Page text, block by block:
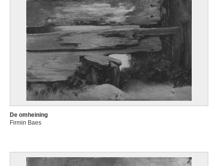
De omheining
Firmin Baes